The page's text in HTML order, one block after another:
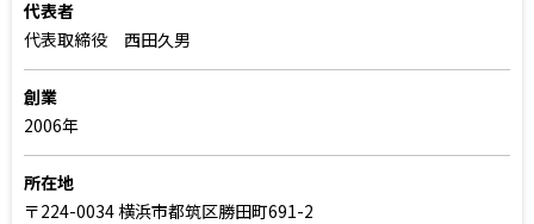
代表者
代表取締役 西田久男
創業
2006年
所在地
〒224-0034 横浜市都筑区勝田町691-2